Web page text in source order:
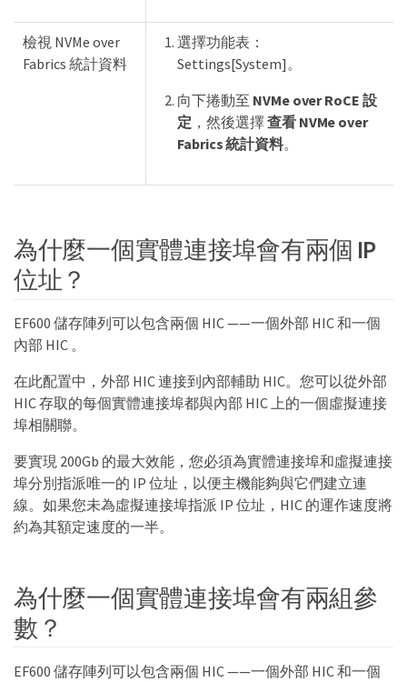
檢視 NVMe over
Fabrics 統計資料
選擇功能表：
Settings[System]。
向下捲動至 NVMe over RoCE 設
定 ，然後選擇查看 NVMe over
Fabrics 統計資料。
為什麼一個實體連接埠會有兩個 IP
位址？
EF600 儲存陣列可以包含兩個 HIC ——一個外部 HIC 和一個
內部 HIC 。
在此配置中，外部 HIC 連接到內部輔助 HIC。您可以從外部
HIC 存取的每個實體連接埠都與內部 HIC 上的一個虛擬連接
埠相關聯。
要實現 200Gb 的最大效能，您必須為實體連接埠和虛擬連接
埠分別指派唯一的 IP 位址，以便主機能夠與它們建立連
線。如果您未為虛擬連接埠指派 IP 位址，HIC 的運作速度將
約為其額定速度的一半。
為什麼一個實體連接埠會有兩組參
數？
EF600 儲存陣列可以包含兩個 HIC ——一個外部 HIC 和一個